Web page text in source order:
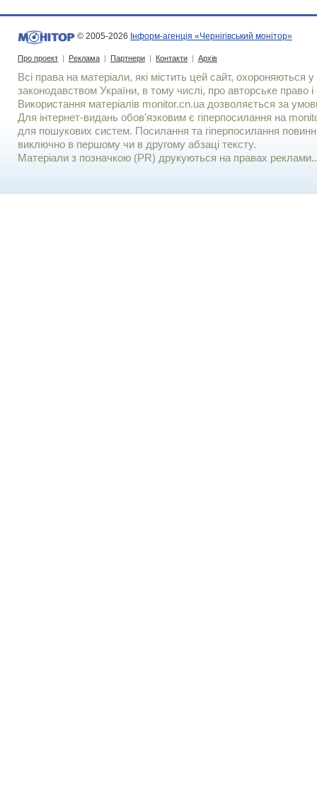
© 2005-2026 Інформ-агенція «Чернігівський монітор»
Про проект | Реклама | Партнери | Контакти | Архів
Всі права на матеріали, які містить цей сайт, охороняються у
законодавством України, в тому числі, про авторське право і
Використання матерiалiв monitor.cn.ua дозволяється за
Для iнтернет-видань обов'язковим є гiперпосилання на
для пошукових систем. Посилання та гіперпосилання
виключно в першому чи в другому абзаці тексту.
Матеріали з позначкою (PR) друкуються на правах реклами..